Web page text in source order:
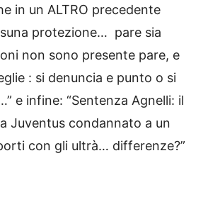
in un ALTRO precedente
protezione… pare sia
non sono presente pare, e
: si denuncia e punto o si
e infine: “Sentenza Agnelli: il
Juventus condannato a un
con gli ultrà… differenze?”